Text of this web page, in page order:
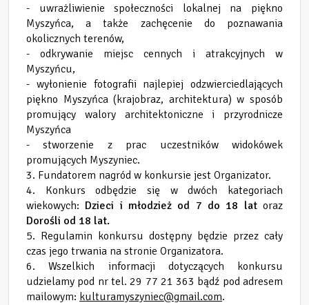
- uwrażliwienie społeczności lokalnej na piękno
Myszyńca, a także zachęcenie do poznawania
okolicznych terenów,
- odkrywanie miejsc cennych i atrakcyjnych w
Myszyńcu,
- wyłonienie fotografii najlepiej odzwierciedlających
piękno Myszyńca (krajobraz, architektura) w sposób
promujący walory architektoniczne i przyrodnicze
Myszyńca
- stworzenie z prac uczestników widokówek
promujących Myszyniec.
3. Fundatorem nagród w konkursie jest Organizator.
4. Konkurs odbędzie się w dwóch kategoriach
wiekowych: Dzieci i młodzież od 7 do 18 latoraz
Dorośli od 18 lat.
5. Regulamin konkursu dostępny będzie przez cały
czas jego trwania na stronie Organizatora.
6. Wszelkich informacji dotyczących konkursu
udzielamy pod nr tel. 29 77 21 363 bądź pod adresem
mailowym: kulturamyszyniec@gmail.com.